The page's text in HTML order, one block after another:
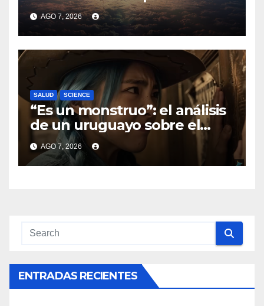
combatir El Niño
AGO 7, 2026
SALUD SCIENCE
“Es un monstruo”: el análisis
de un uruguayo sobre el
nuevo modelo de video de IA
que sorprendió al mundo
AGO 7, 2026
ENTRADAS RECIENTES